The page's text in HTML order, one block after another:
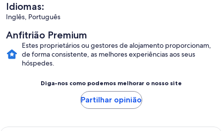
Idiomas:
Inglês, Português
Anfitrião Premium
Estes proprietários ou gestores de alojamento proporcionam,
de forma consistente, as melhores experiências aos seus
hóspedes.
Diga-nos como podemos melhorar o nosso site
Partilhar opinião